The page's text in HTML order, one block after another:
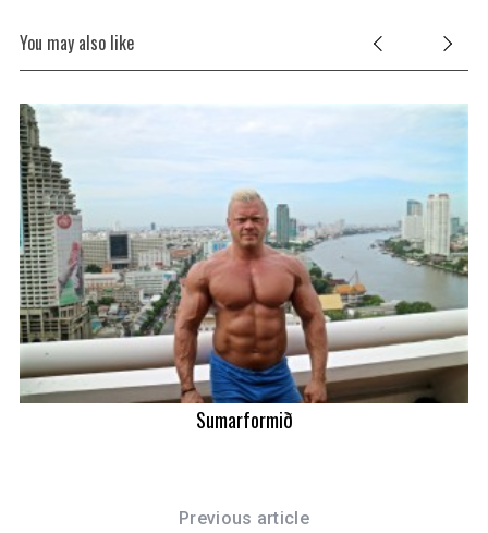
You may also like
Sumarformið
Previous article